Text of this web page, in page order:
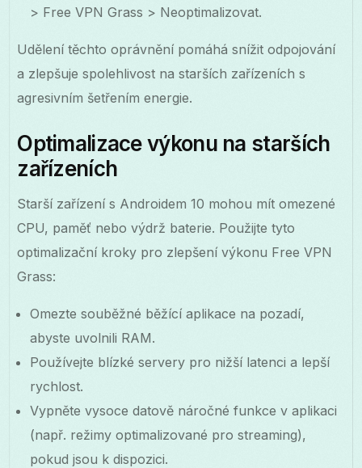
> Free VPN Grass > Neoptimalizovat.
Udělení těchto oprávnění pomáhá snížit odpojování
a zlepšuje spolehlivost na starších zařízeních s
agresivním šetřením energie.
Optimalizace výkonu na starších
zařízeních
Starší zařízení s Androidem 10 mohou mít omezené
CPU, paměť nebo výdrž baterie. Použijte tyto
optimalizační kroky pro zlepšení výkonu Free VPN
Grass:
Omezte souběžné běžící aplikace na pozadí,
abyste uvolnili RAM.
Používejte blízké servery pro nižší latenci a lepší
rychlost.
Vypněte vysoce datově náročné funkce v aplikaci
(např. režimy optimalizované pro streaming),
pokud jsou k dispozici.